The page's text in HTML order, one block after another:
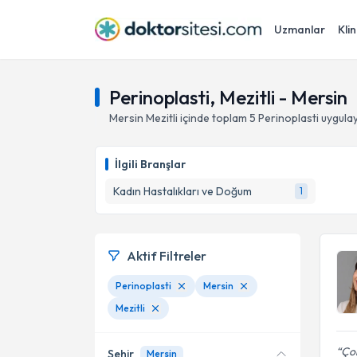
Uzmanlar
Perinoplasti, Mezitli - Mersin
Mersin Mezitli içinde toplam 5 Perinoplasti
İlgili Branşlar
Kadın Hastalıkları ve Doğum
1
Aktif Filtreler
Perinoplasti
Mersin
Mezitli
Şehir Mersin